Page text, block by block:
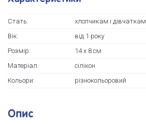
Стать:
хлопчикам і дівчаткам
Вік:
від 1 року
Розмір:
14 х 8 см
Матеріал:
сілікон
Кольори:
різнокольоровий
Опис